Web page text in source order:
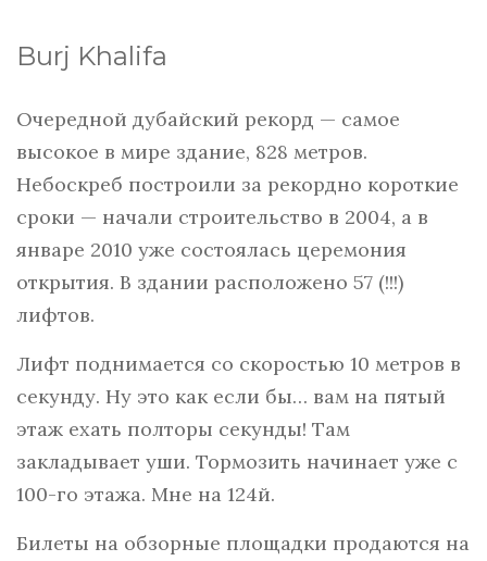
Burj Khalifa
Очередной дубайский рекорд — самое
высокое в мире здание, 828 метров.
Небоскреб построили за рекордно короткие
сроки — начали строительство в 2004, а в
январе 2010 уже состоялась церемония
открытия. В здании расположено 57 (!!!)
лифтов.
Лифт поднимается со скоростью 10 метров в
секунду. Ну это как если бы… вам на пятый
этаж ехать полторы секунды! Там
закладывает уши. Тормозить начинает уже с
100-го этажа. Мне на 124й.
Билеты на обзорные площадки продаются на